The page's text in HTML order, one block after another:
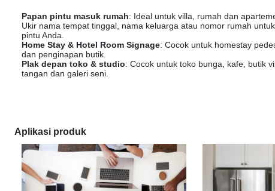
Papan pintu masuk rumah: Ideal untuk villa, rumah dan
Ukir nama tempat tinggal, nama keluarga atau nomor rumah
pintu Anda.
Home Stay & Hotel Room Signage: Cocok untuk homestay
dan penginapan butik.
Plak depan toko & studio: Cocok untuk toko bunga, kafe, butik
tangan dan galeri seni.
Aplikasi produk